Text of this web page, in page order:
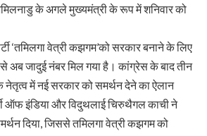
के अगले मुख्यमंत्री के रूप में शनिवार को
‘तमिलगा वेत्री कझगम’को सरकार बनाने के लिए
अब जादुई नंबर मिल गया है। कांग्रेस के बाद तीन
में नई सरकार को समर्थन देने का ऐलान
ऑफ इंडिया और विदुथलाई चिरुथैगल काची ने
दिया, जिससे तमिलगा वेत्री कझगम को